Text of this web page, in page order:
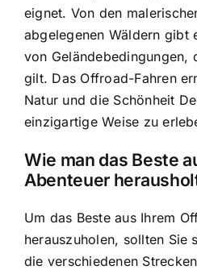
eignet. Von den
abgelegenen Wäldern gibt
von Geländebedingungen,
gilt. Das Offroad-Fahren
Natur und die Schönheit
einzigartige Weise zu
Wie man das Beste
Abenteuer
Um das Beste aus Ihrem
herauszuholen, sollten Sie
die verschiedenen